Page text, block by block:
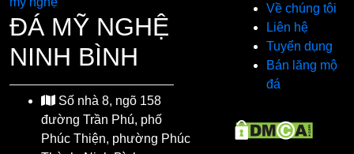
ĐÁ MỸ NGHỆ
NINH BÌNH
Số nhà 8, ngõ 158
đường Trần Phú, phố
Phúc Thiện, phường Phúc
Về chúng tôi
Liên hệ
Tuyển dụng
Bán lăng mộ
đá